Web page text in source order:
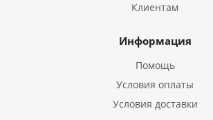
Клиентам
Информация
Помощь
Условия оплаты
Условия доставки